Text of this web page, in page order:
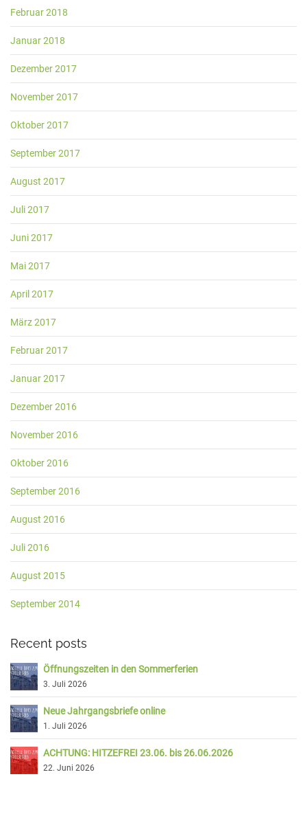
Februar 2018
Januar 2018
Dezember 2017
November 2017
Oktober 2017
September 2017
August 2017
Juli 2017
Juni 2017
Mai 2017
April 2017
März 2017
Februar 2017
Januar 2017
Dezember 2016
November 2016
Oktober 2016
September 2016
August 2016
Juli 2016
August 2015
September 2014
Recent posts
Öffnungszeiten in den Sommerferien
3. Juli 2026
Neue Jahrgangsbriefe online
1. Juli 2026
ACHTUNG: HITZEFREI 23.06. bis 26.06.2026
22. Juni 2026